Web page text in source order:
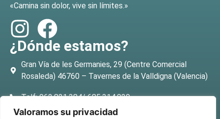
Valoramos su privacidad
«Camina sin dolor, vive sin límites.»
¿Dónde estamos?
Gran Vía de les Germanies, 29 (Centre Comercial
Rosaleda) 46760 – Tavernes de la Valldigna (Valencia)
Telf: 962.821.384/ 685.314.029